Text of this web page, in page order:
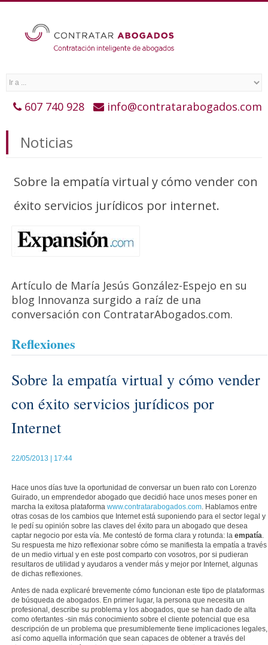
607 740 928 info@contratarabogados.com
Noticias
Sobre la empatía virtual y cómo vender con
éxito servicios jurídicos por internet.
Artículo de María Jesús González-Espejo en su
blog Innovanza surgido a raíz de una
conversación con ContratarAbogados.com.
Reflexiones
Sobre la empatía virtual y cómo vender
con éxito servicios jurídicos por
Internet
22/05/2013 | 17:44
Hace unos días tuve la oportunidad de conversar un buen rato con Lorenzo
Guirado, un emprendedor abogado que decidió hace unos meses poner en
marcha la exitosa plataforma www.contratarabogados.com. Hablamos entre
otras cosas de los cambios que Internet está suponiendo para el sector legal y
le pedí su opinión sobre las claves del éxito para un abogado que desea
captar negocio por esta vía. Me contestó de forma clara y rotunda: la empatía.
Su respuesta me hizo reflexionar sobre cómo se manifiesta la empatía a través
de un medio virtual y en este post comparto con vosotros, por si pudieran
resultaros de utilidad y ayudaros a vender más y mejor por Internet, algunas
de dichas reflexiones.
Antes de nada explicaré brevemente cómo funcionan este tipo de plataformas
de búsqueda de abogados. En primer lugar, la persona que necesita un
profesional, describe su problema y los abogados, que se han dado de alta
como ofertantes -sin más conocimiento sobre el cliente potencial que esa
descripción de un problema que presumiblemente tiene implicaciones legales,
así como aquella información que sean capaces de obtener a través del